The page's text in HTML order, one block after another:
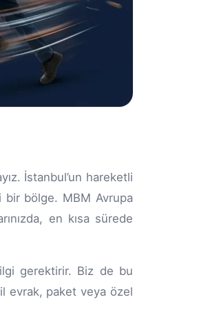
İstanbul’un hareketli
bir bölge. MBM Avrupa
en kısa sürede
gerektirir. Biz de bu
evrak, paket veya özel